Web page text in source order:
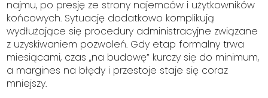
najmu, po presję ze strony najemców i użytkowników
końcowych. Sytuację dodatkowo komplikują
wydłużające się procedury administracyjne związane
z uzyskiwaniem pozwoleń. Gdy etap formalny trwa
miesiącami, czas „na budowę” kurczy się do minimum,
a margines na błędy i przestoje staje się coraz
mniejszy.